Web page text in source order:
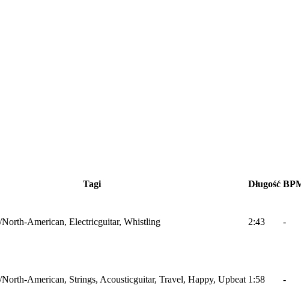
Tagi Długość
American, Electricguitar, Whistling 2:43 -
American, Strings, Acousticguitar, Travel, Happy, Upbeat 1:58 -